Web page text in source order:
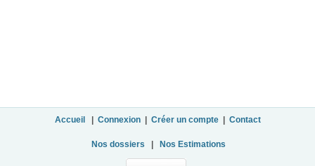
Accueil Connexion| Créer un compte| Contact
Nos dossiers Nos Estimations